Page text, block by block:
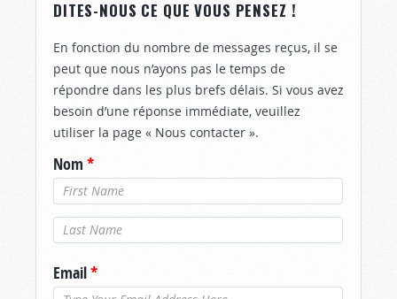
DITES-NOUS CE QUE VOUS PENSEZ !
En fonction du nombre de messages reçus, il se
peut que nous n’ayons pas le temps de
répondre dans les plus brefs délais. Si vous avez
besoin d’une réponse immédiate, veuillez
utiliser la page « Nous contacter ».
Nom *
Nom de
famille*
Email*